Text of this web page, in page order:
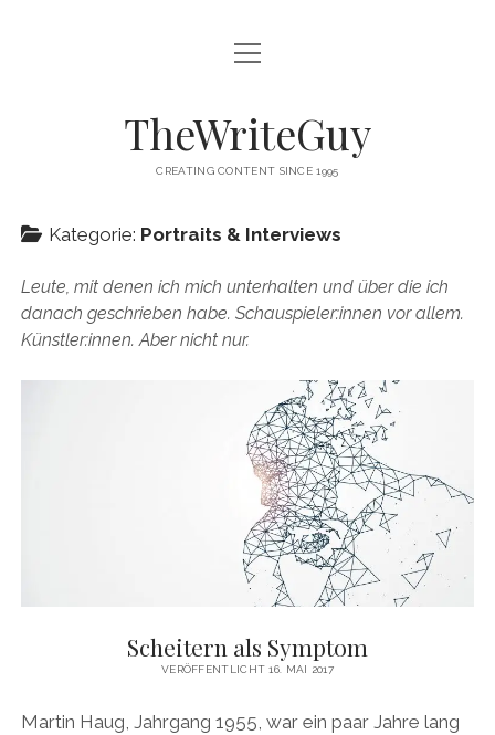
HOME
KOMMUNIKATION & STORYTELLING
UNGEFILTERTES
ABOUT
KLEINGEDRUCKTES
COOKIE-RICHTLINIE (EU)
MEINE WEBSITE
instagram
linkedinemail
Menü
öffnen
TheWriteGuy
CREATING CONTENT SINCE 1995
Kategorie: Portraits & Interviews
Leute, mit denen ich mich unterhalten und über die ich
danach geschrieben habe. Schauspieler:innen vor allem.
Künstler:innen. Aber nicht nur.
Scheitern als Symptom
VERÖFFENTLICHT 16. MAI 2017
Martin Haug, Jahrgang 1955, war ein paar Jahre lang